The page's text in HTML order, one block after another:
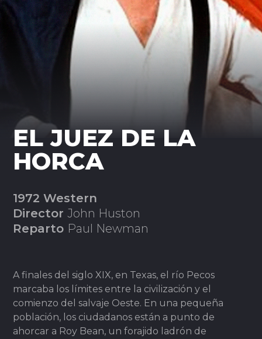
EL JUEZ DE LA
HORCA
1972 Western
DirectorJohn Huston
Reparto Paul Newman
A finales del siglo XIX, en Texas, el río Pecos
marcaba los límites entre la civilización y el
comienzo del salvaje Oeste. En una pequeña
población, los ciudadanos están a punto de
ahorcar a Roy Bean, un forajido ladrón de